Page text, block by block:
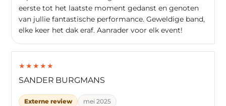
eerste tot het laatste moment gedanst en genoten
van jullie fantastische performance. Geweldige band,
elke keer het dak eraf. Aanrader voor elk event!
★★★★★
SANDER BURGMANS
Externe review mei 2025